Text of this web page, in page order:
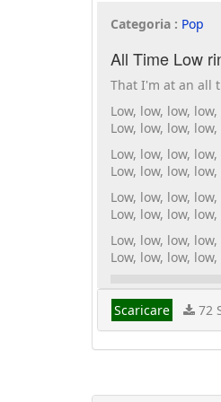
Categoria : Pop
All Time Low
That I'm at an all
Low, low, low,
Low, low, low,
Low, low, low,
Low, low, low,
Low, low, low,
Low, low, low,
Low, low, low,
Low, low, low,
Scaricare 72